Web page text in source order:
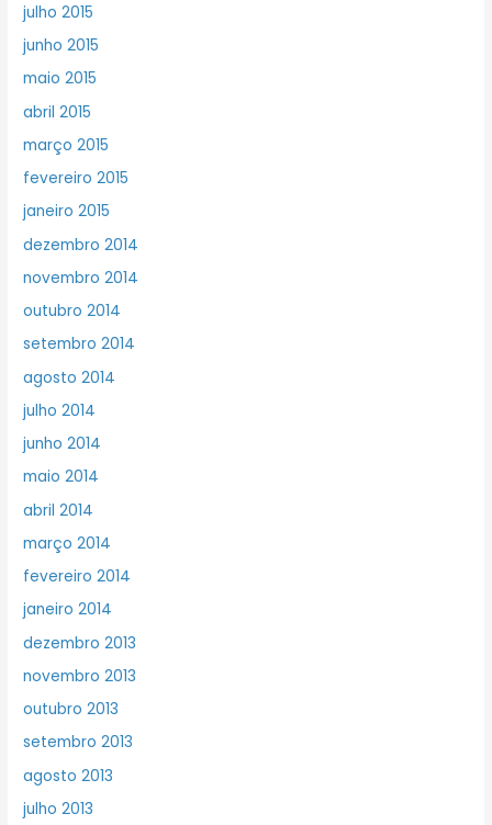
julho 2015
junho 2015
maio 2015
abril 2015
março 2015
fevereiro 2015
janeiro 2015
dezembro 2014
novembro 2014
outubro 2014
setembro 2014
agosto 2014
julho 2014
junho 2014
maio 2014
abril 2014
março 2014
fevereiro 2014
janeiro 2014
dezembro 2013
novembro 2013
outubro 2013
setembro 2013
agosto 2013
julho 2013